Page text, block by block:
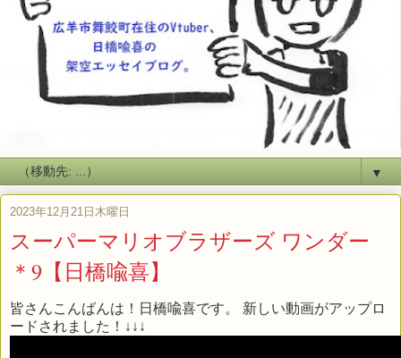
▼
2023年12月21日木曜日
スーパーマリオブラザーズ ワンダー
＊9【日橋喩喜】
皆さんこんばんは！日橋喩喜です。 新しい動画がアップロ
ードされました！↓↓↓